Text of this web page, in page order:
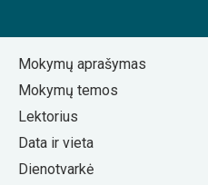
Mokymų aprašymas
Mokymų temos
Lektorius
Data ir vieta
Dienotvarkė